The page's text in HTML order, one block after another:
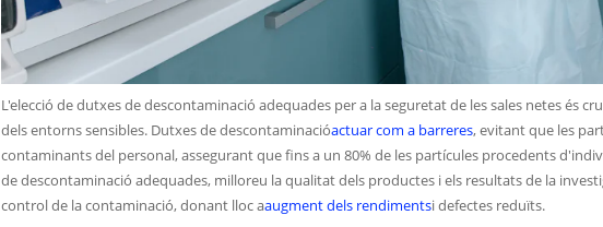
L'elecció de dutxes de descontaminació adequades per a la seguretat de les sales netes és
dels entorns sensibles. Dutxes de descontaminacióactuar com a barreres, evitant que les
contaminants del personal, assegurant que fins a un 80% de les partícules procedents
de descontaminació adequades, milloreu la qualitat dels productes i els resultats de la
control de la contaminació, donant lloc aaugment dels rendimentsi defectes reduïts.